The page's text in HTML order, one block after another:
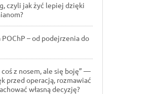
czyli jak żyć lepiej dzięki
– od podejrzenia do
coś z nosem, ale się boję” —
przed operacją, rozmawiać
własną decyzję?